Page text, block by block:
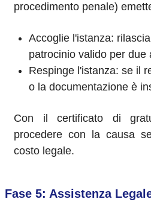
procedimento penale)
Accoglie l'istanza:
patrocinio valido per due
Respinge l'istanza: se il
o la documentazione è
Con il certificato di
procedere con la causa
costo legale.
Fase 5: Assistenza